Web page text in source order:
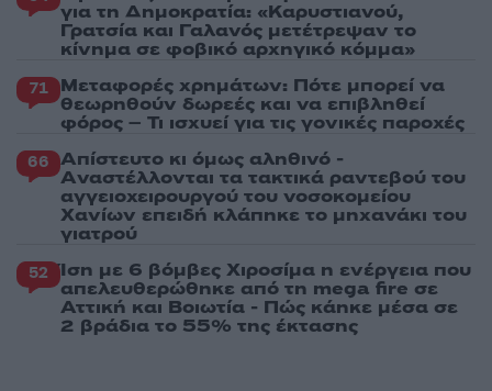
για τη Δημοκρατία: «Καρυστιανού,
Γρατσία και Γαλανός μετέτρεψαν το
κίνημα σε φοβικό αρχηγικό κόμμα»
71 Μεταφορές χρημάτων: Πότε μπορεί να
θεωρηθούν δωρεές και να επιβληθεί
φόρος – Τι ισχυεί για τις γονικές παροχές
66 Απίστευτο κι όμως αληθινό -
Aναστέλλονται τα τακτικά ραντεβού του
αγγειοχειρουργού του νοσοκομείου
Χανίων επειδή κλάπηκε το μηχανάκι του
γιατρού
52 Ίση με 6 βόμβες Χιροσίμα η ενέργεια που
απελευθερώθηκε από τη mega fire σε
Αττική και Βοιωτία - Πώς κάηκε μέσα σε
2 βράδια το 55% της έκτασης